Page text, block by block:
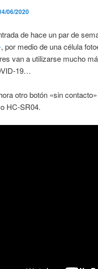
06/2020
de hace un par de
, por medio de una célula
van a utilizarse mucho
19…
otro botón «sin
HC-SR04.